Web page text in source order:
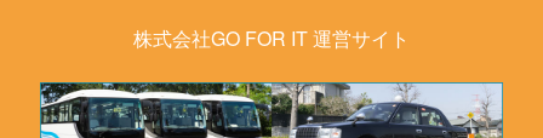
株式会社GO FOR IT 運営サイト